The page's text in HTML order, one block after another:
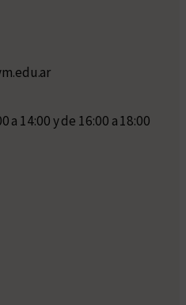
a 14:00 y de 16:00 a 18:00